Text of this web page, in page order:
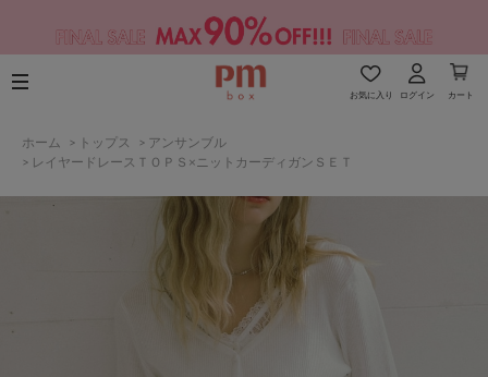
お気に入り ログイン カート
ホーム > トップス > アンサンブル
> レイヤードレースＴＯＰＳ×ニットカーディガンＳＥＴ